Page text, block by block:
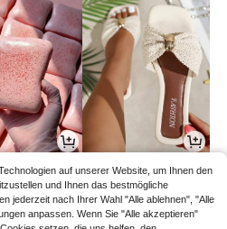
CHF8,88
auf unserer Website, um Ihnen den
und Ihnen das bestmögliche
jederzeit nach Ihrer Wahl "Alle ablehnen", "Alle
anpassen. Wenn Sie "Alle akzeptieren"